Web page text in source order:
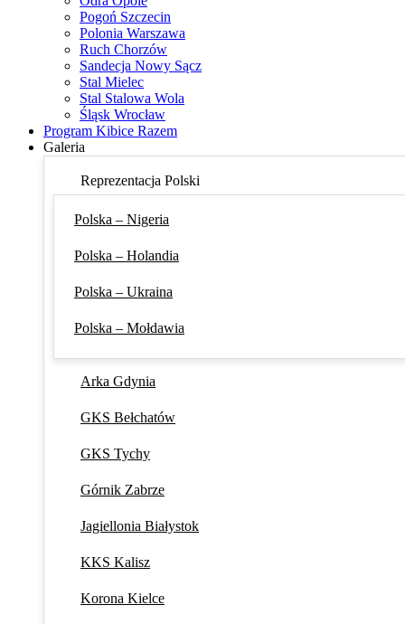
Pogoń Szczecin
Polonia Warszawa
Ruch Chorzów
Sandecja Nowy Sącz
Stal Mielec
Stal Stalowa Wola
Śląsk Wrocław
Program Kibice Razem
Galeria
Reprezentacja Polski
Polska – Nigeria
Polska – Holandia
Polska – Ukraina
Polska – Mołdawia
Arka Gdynia
GKS Bełchatów
GKS Tychy
Górnik Zabrze
Jagiellonia Białystok
KKS Kalisz
Korona Kielce